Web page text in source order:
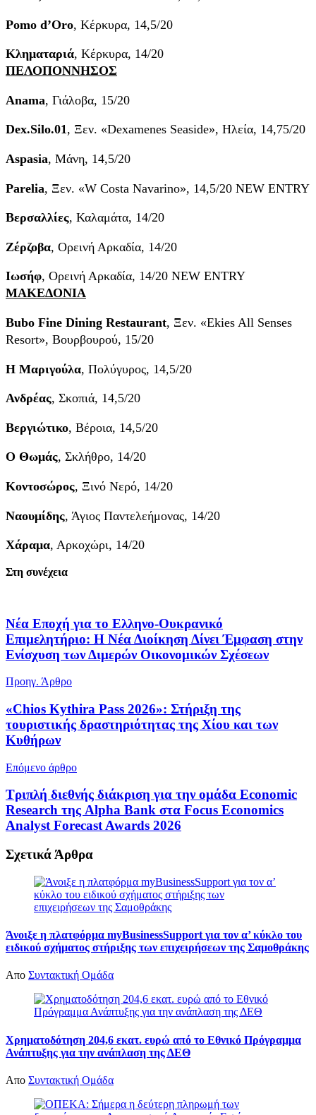
Pomo d’Oro, Κέρκυρα, 14,5/20
Κληματαριά, Κέρκυρα, 14/20
ΠΕΛΟΠΟΝΝΗΣΟΣ
Anama, Γιάλοβα, 15/20
Dex.Silo.01, Ξεν. «Dexamenes Seaside», Ηλεία, 14,75/20
Aspasia, Μάνη, 14,5/20
Parelia, Ξεν. «W Costa Navarino», 14,5/20 NEW ENTRY
Βερσαλλίες, Καλαμάτα, 14/20
Ζέρζοβα, Ορεινή Αρκαδία, 14/20
Ιωσήφ, Ορεινή Αρκαδία, 14/20 NEW ENTRY
ΜΑΚΕΔΟΝΙΑ
Bubo Fine Dining Restaurant, Ξεν. «Ekies All Senses
Resort», Βουρβουρού, 15/20
Η Μαριγούλα, Πολύγυρος, 14,5/20
Ανδρέας, Σκοπιά, 14,5/20
Βεργιώτικο, Βέροια, 14,5/20
Ο Θωμάς, Σκλήθρο, 14/20
Κοντοσώρος, Ξινό Νερό, 14/20
Ναουμίδης, Άγιος Παντελεήμονας, 14/20
Χάραμα, Αρκοχώρι, 14/20
Στη συνέχεια
Νέα Εποχή για το Ελληνο-Ουκρανικό
Επιμελητήριο: Η Νέα Διοίκηση Δίνει Έμφαση στην
Ενίσχυση των Διμερών Οικονομικών Σχέσεων
Προηγ. Άρθρο
«Chios Kythira Pass 2026»: Στήριξη της
τουριστικής δραστηριότητας της Χίου και των
Κυθήρων
Επόμενο άρθρο
Τριπλή διεθνής διάκριση για την ομάδα Economic
Research της Alpha Bank στα Focus Economics
Analyst Forecast Awards 2026
Σχετικά Άρθρα
Άνοιξε η πλατφόρμα myBusinessSupport για τον α’ κύκλο του
ειδικού σχήματος στήριξης των επιχειρήσεων της Σαμοθράκης
Απο Συντακτική Ομάδα
Χρηματοδότηση 204,6 εκατ. ευρώ από το Εθνικό Πρόγραμμα
Ανάπτυξης για την ανάπλαση της ΔΕΘ
Απο Συντακτική Ομάδα